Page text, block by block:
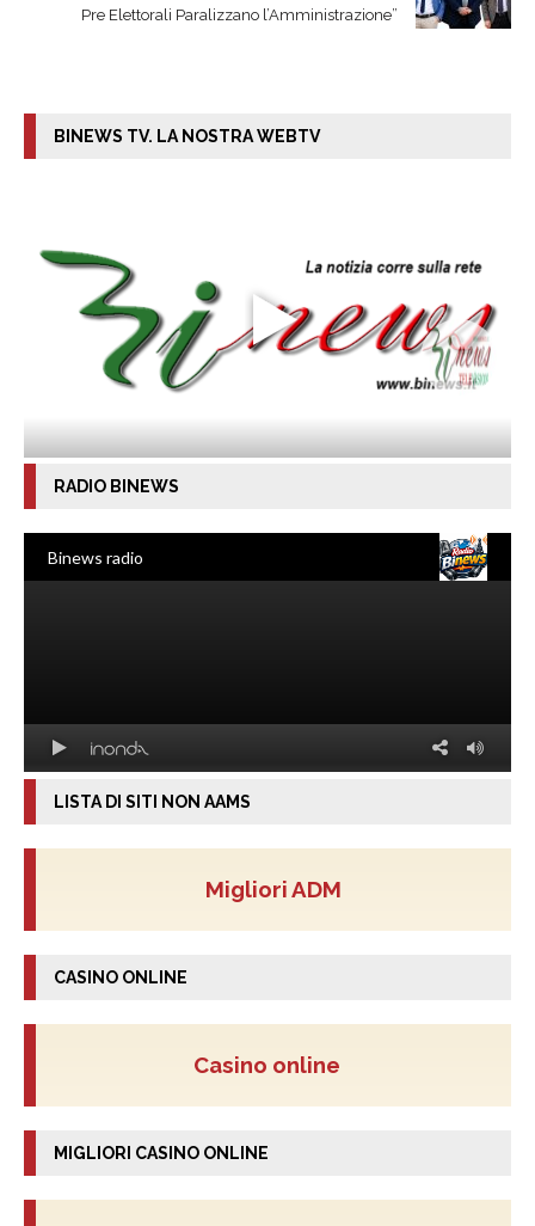
Pre Elettorali Paralizzano l’Amministrazione”
BINEWS TV. LA NOSTRA WEBTV
RADIO BINEWS
LISTA DI SITI NON AAMS
Migliori ADM
CASINO ONLINE
Casino online
MIGLIORI CASINO ONLINE